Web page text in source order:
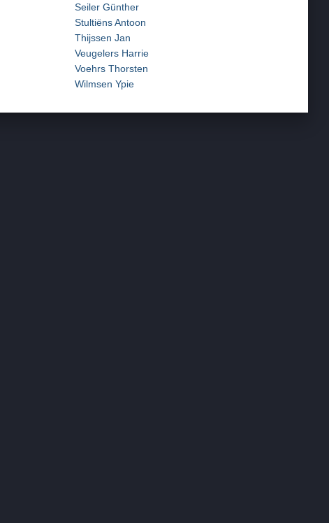
Seiler Günther
Stultiëns Antoon
Thijssen Jan
Veugelers Harrie
Voehrs Thorsten
Wilmsen Ypie